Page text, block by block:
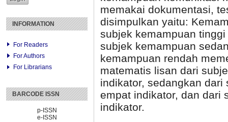
INFORMATION
For Readers
For Authors
For Librarians
BARCODE ISSN
p-ISSN
e-ISSN
memakai dokumentasi,
disimpulkan yaitu:
subjek kemampuan
subjek kemampuan
kemampuan rendah
matematis lisan dari
indikator, sedangkan
empat indikator, dan dari
indikator.